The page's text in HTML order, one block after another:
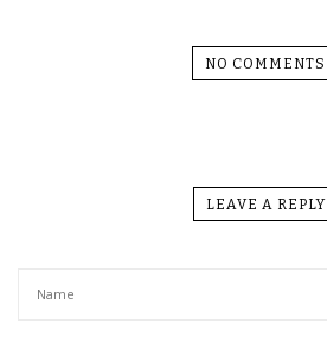
NO COMMENTS
LEAVE A REPLY